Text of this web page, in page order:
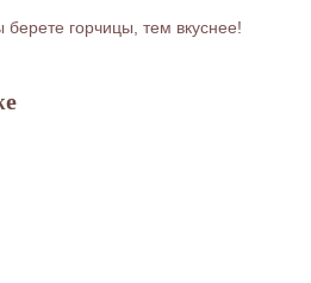
горчицы, тем вкуснее!